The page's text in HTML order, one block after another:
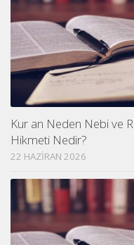
Kur an Neden Nebi ve
Hikmeti Nedir?
22 HAZIRAN 2026